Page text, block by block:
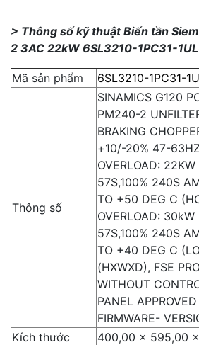
> Thông số kỹ thuật Biến tần
2 3AC 22kW 6SL3210-1PC31-
Mã sản phẩm 6SL3210-1PC31-
Thông số
SINAMICS G120
PM240-2
BRAKING
+10/-20% 47-
OVERLOAD:
57S,100% 240S
TO +50 DEG C
OVERLOAD: 30kW
57S,100% 240S
TO +40 DEG C
(HXWXD), FSE
WITHOUT
PANEL
FIRMWARE-
Kích thước
400,00 x 595,00